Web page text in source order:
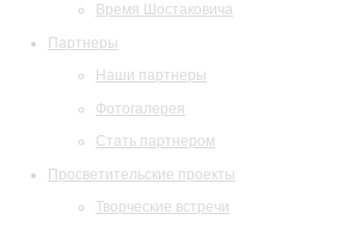
Время Шостаковича
Партнеры
Наши партнеры
Фотогалерея
Стать партнером
Просветительские проекты
Творческие встречи